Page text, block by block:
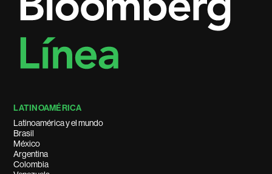
LATINOAMÉRICA
Latinoamérica y el mundo
Brasil
México
Argentina
Colombia